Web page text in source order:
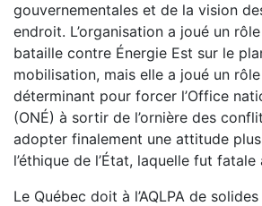
gouvernementales et de la vision
endroit. L’organisation a joué un
bataille contre Énergie Est sur le
mobilisation, mais elle a joué un
déterminant pour forcer l’Office
(ONÉ) à sortir de l’ornière des
adopter finalement une attitude
l’éthique de l’État, laquelle fut
Le Québec doit à l’AQLPA de